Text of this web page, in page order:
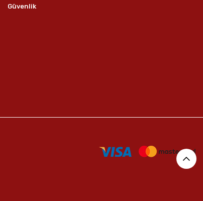
Güvenlik